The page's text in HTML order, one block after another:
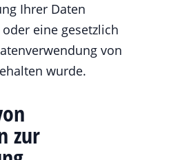
Ihrer Daten
eine gesetzlich
von
wurde.
zur